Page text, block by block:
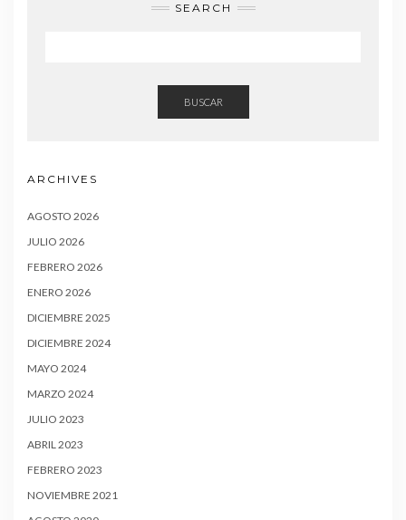
SEARCH
BUSCAR
ARCHIVES
AGOSTO 2026
JULIO 2026
FEBRERO 2026
ENERO 2026
DICIEMBRE 2025
DICIEMBRE 2024
MAYO 2024
MARZO 2024
JULIO 2023
ABRIL 2023
FEBRERO 2023
NOVIEMBRE 2021